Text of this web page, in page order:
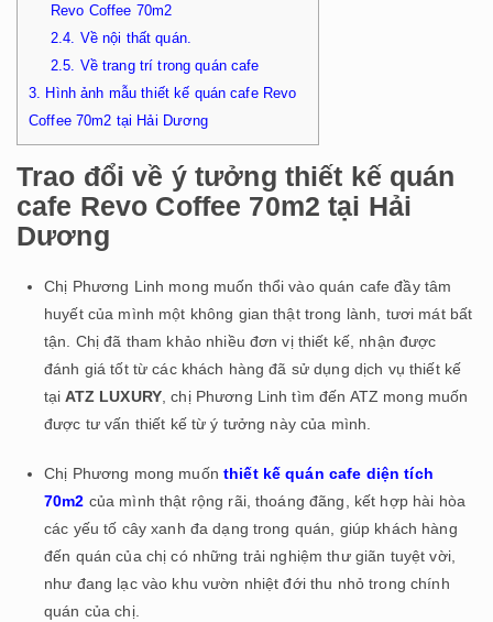
Revo Coffee 70m2
2.4. Về nội thất quán.
2.5. Về trang trí trong quán cafe
3. Hình ảnh mẫu thiết kế quán cafe Revo
Coffee 70m2 tại Hải Dương
Trao đổi về ý tưởng thiết kế quán
cafe Revo Coffee 70m2 tại Hải
Dương
Chị Phương Linh mong muốn thổi vào quán cafe đầy tâm
huyết của mình một không gian thật trong lành, tươi mát bất
tận. Chị đã tham khảo nhiều đơn vị thiết kế, nhận được
đánh giá tốt từ các khách hàng đã sử dụng dịch vụ thiết kế
tại ATZ LUXURY, chị Phương Linh tìm đến ATZ mong muốn
được tư vấn thiết kế từ ý tưởng này của mình.
Chị Phương mong muốn thiết kế quán cafe diện tích
70m2 của mình thật rộng rãi, thoáng đãng, kết hợp hài hòa
các yếu tố cây xanh đa dạng trong quán, giúp khách hàng
đến quán của chị có những trải nghiệm thư giãn tuyệt vời,
như đang lạc vào khu vườn nhiệt đới thu nhỏ trong chính
quán của chị.